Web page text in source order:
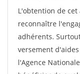
L'obtention de
reconnaître
adhérents.
versement
l'Agence